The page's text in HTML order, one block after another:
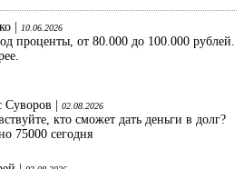
| 10.06.2026
проценты, от 80.000 до 100.000 рублей.
Суворов |
02.08.2026
кто сможет дать деньги в долг?
75000 сегодня